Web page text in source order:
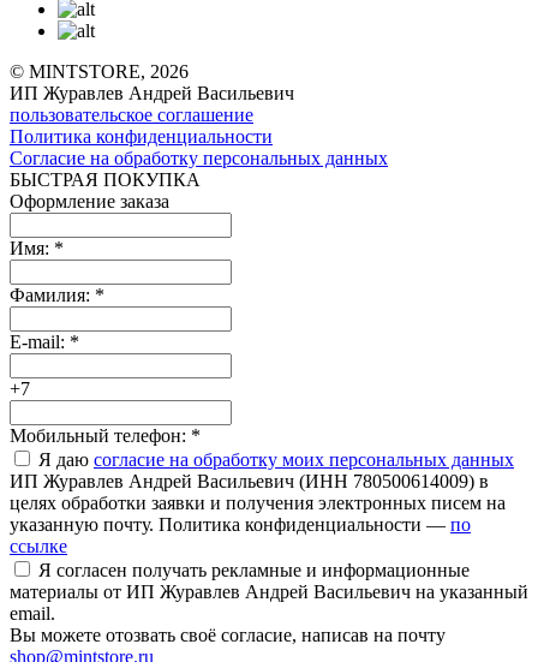
© MINTSTORE, 2026
ИП Журавлев Андрей Васильевич
пользовательское соглашение
Политика конфиденциальности
Согласие на обработку персональных данных
БЫСТРАЯ ПОКУПКА
Оформление заказа
Имя: *
Фамилия: *
E-mail: *
+7
Мобильный телефон: *
Я даю согласие на обработку моих персональных данных
ИП Журавлев Андрей Васильевич (ИНН 780500614009) в
целях обработки заявки и получения электронных писем на
указанную почту. Политика конфиденциальности — по
ссылке
Я согласен получать рекламные и информационные
материалы от ИП Журавлев Андрей Васильевич на указанный
email.
Вы можете отозвать своё согласие, написав на почту
shop@mintstore.ru